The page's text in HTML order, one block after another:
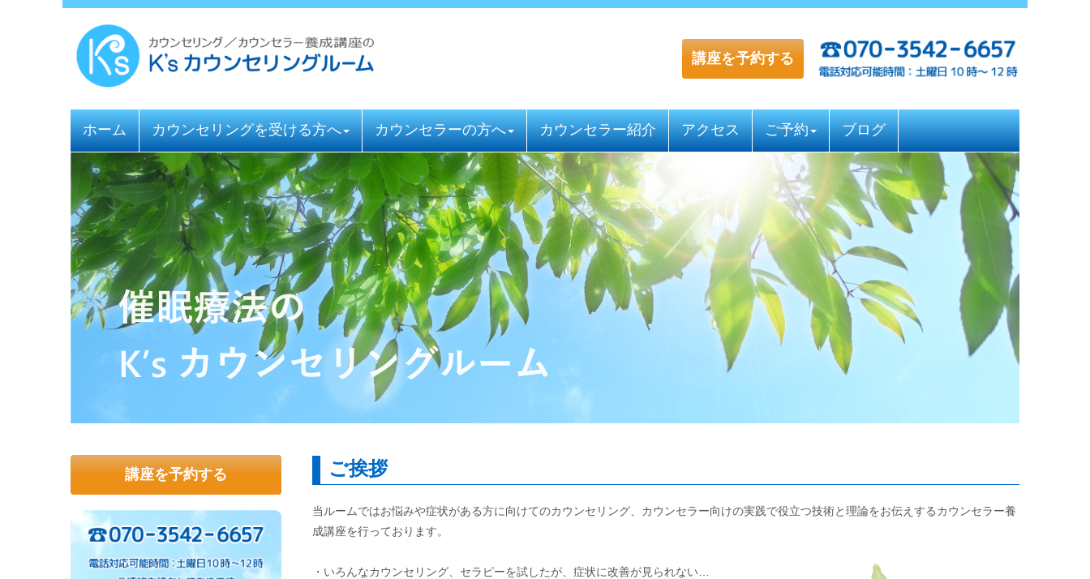
講座を予約する
ホーム カウンセリングを受ける方へ カウンセラーの方へ カウンセラー紹介 アクセス ご予約 ブログ
ご挨拶
当ルームではお悩みや症状がある方に向けてのカウンセリング、カウンセラー向けの実践で役立つ技術と理論をお伝えするカウンセラー養
成講座を行っております。
・いろんなカウンセリング、セラピーを試したが、症状に改善が見られない…
講座を予約する